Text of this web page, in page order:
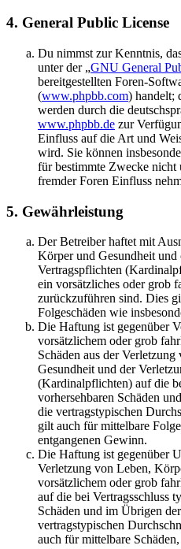
4. General Public License
Du nimmst zur Kenntnis,
unter der „GNU General
bereitgestellten Foren-
(www.phpbb.com) handelt;
werden durch die
www.phpbb.de zur
Einfluss auf die Art und
wird. Sie können
für bestimmte Zwecke nicht
fremder Foren Einfluss
5. Gewährleistung
Der Betreiber haftet mit
Körper und Gesundheit
Vertragspflichten
ein vorsätzliches oder grob
zurückzuführen sind. Dies
Folgeschäden wie
Die Haftung ist gegenüber
vorsätzlichem oder grob
Schäden aus der
Gesundheit und der
(Kardinalpflichten) auf die
vorhersehbaren Schäden
die vertragstypischen
gilt auch für mittelbare
entgangenen Gewinn.
Die Haftung ist gegenüber
Verletzung von Leben,
vorsätzlichem oder grob
auf die bei Vertragsschluss
Schäden und im Übrigen
vertragstypischen
auch für mittelbare